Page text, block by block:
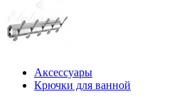
Аксессуары
Крючки для ванной